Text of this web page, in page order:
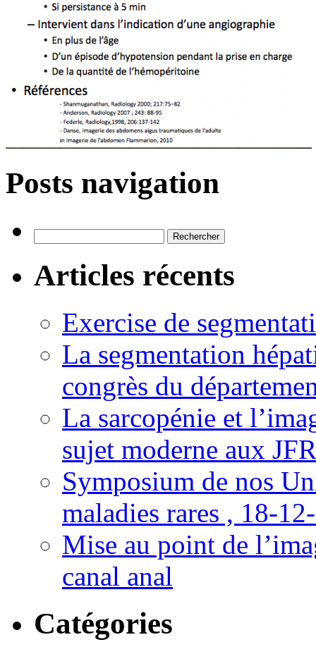
Posts navigation
Articles récents
Exercise de
La segmentation
congrès du
La sarcopénie et
sujet moderne aux
Symposium de nos
maladies rares , 18-
Mise au point de
canal anal
Catégories